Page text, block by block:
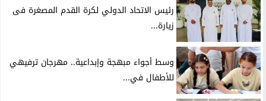
رئيس الاتحاد الدولي لكرة القدم المصغرة فى
زيارة...
وسط أجواء مبهجة وإبداعية.. مهرجان ترفيهي
للأطفال في...